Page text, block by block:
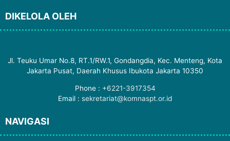
DIKELOLA OLEH
Jl. Teuku Umar No.8, RT.1/RW.1, Gondangdia, Kec. Menteng, Kota
Jakarta Pusat, Daerah Khusus Ibukota Jakarta 10350
Phone : +6221-3917354
Email : sekretariat@komnaspt.or.id
NAVIGASI